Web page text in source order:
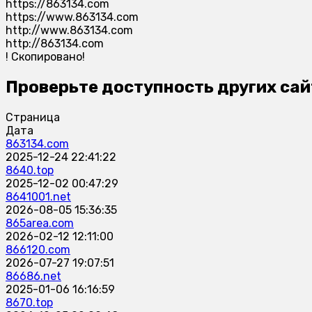
https://863134.com
https://www.863134.com
http://www.863134.com
http://863134.com
! Скопировано!
Проверьте доступность других
Страница
Дата
863134.com
2025-12-24 22:41:22
8640.top
2025-12-02 00:47:29
8641001.net
2026-08-05 15:36:35
865area.com
2026-02-12 12:11:00
866120.com
2026-07-27 19:07:51
86686.net
2025-01-06 16:16:59
8670.top